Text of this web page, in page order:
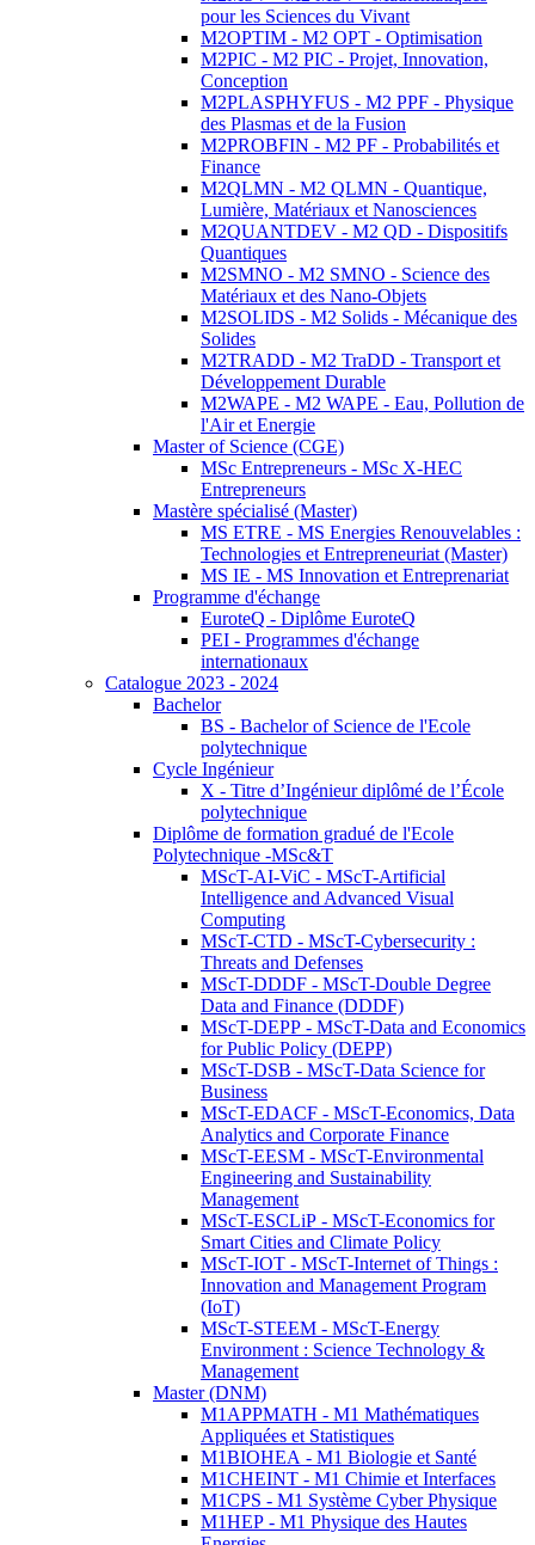
pour les Sciences du Vivant
M2OPTIM - M2 OPT - Optimisation
M2PIC - M2 PIC - Projet, Innovation,
Conception
M2PLASPHYFUS - M2 PPF - Physique
des Plasmas et de la Fusion
M2PROBFIN - M2 PF - Probabilités et
Finance
M2QLMN - M2 QLMN - Quantique,
Lumière, Matériaux et Nanosciences
M2QUANTDEV - M2 QD - Dispositifs
Quantiques
M2SMNO - M2 SMNO - Science des
Matériaux et des Nano-Objets
M2SOLIDS - M2 Solids - Mécanique des
Solides
M2TRADD - M2 TraDD - Transport et
Développement Durable
M2WAPE - M2 WAPE - Eau, Pollution de
l'Air et Energie
Master of Science (CGE)
MSc Entrepreneurs - MSc X-HEC
Entrepreneurs
Mastère spécialisé (Master)
MS ETRE - MS Energies Renouvelables :
Technologies et Entrepreneuriat (Master)
MS IE - MS Innovation et Entreprenariat
Programme d'échange
EuroteQ - Diplôme EuroteQ
PEI - Programmes d'échange
internationaux
Catalogue 2023 - 2024
Bachelor
BS - Bachelor of Science de l'Ecole
polytechnique
Cycle Ingénieur
X - Titre d’Ingénieur diplômé de l’École
polytechnique
Diplôme de formation gradué de l'Ecole
Polytechnique -MSc&T
MScT-AI-ViC - MScT-Artificial
Intelligence and Advanced Visual
Computing
MScT-CTD - MScT-Cybersecurity :
Threats and Defenses
MScT-DDDF - MScT-Double Degree
Data and Finance (DDDF)
MScT-DEPP - MScT-Data and Economics
for Public Policy (DEPP)
MScT-DSB - MScT-Data Science for
Business
MScT-EDACF - MScT-Economics, Data
Analytics and Corporate Finance
MScT-EESM - MScT-Environmental
Engineering and Sustainability
Management
MScT-ESCLiP - MScT-Economics for
Smart Cities and Climate Policy
MScT-IOT - MScT-Internet of Things :
Innovation and Management Program
(IoT)
MScT-STEEM - MScT-Energy
Environment : Science Technology &
Management
Master (DNM)
M1APPMATH - M1 Mathématiques
Appliquées et Statistiques
M1BIOHEA - M1 Biologie et Santé
M1CHEINT - M1 Chimie et Interfaces
M1CPS - M1 Système Cyber Physique
M1HEP - M1 Physique des Hautes